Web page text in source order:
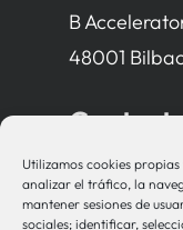
Utilizamos cookies
analizar el tráfico, la
mantener sesiones de
sociales; identificar,
B
48001
bio-
944 00